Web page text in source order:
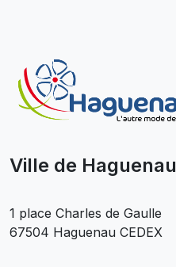
Ville de Haguenau
1 place Charles de Gaulle
67504 Haguenau CEDEX